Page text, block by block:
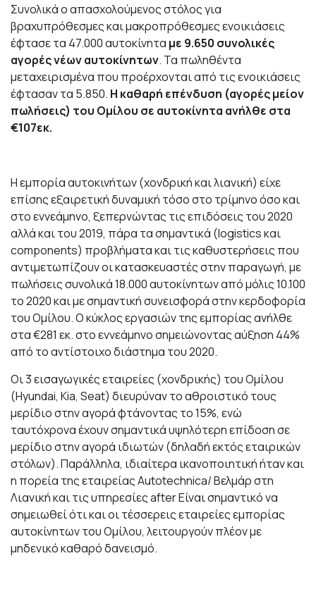
Συνολικά ο απασχολούμενος στόλος για
βραχυπρόθεσμες και μακροπρόθεσμες ενοικιάσεις
έφτασε τα 47.000 αυτοκίνητα με 9.650 συνολικές
αγορές νέων αυτοκίνητων. Τα πωληθέντα
μεταχειρισμένα που προέρχονται από τις ενοικιάσεις
έφτασαν τα 5.850. Η καθαρή επένδυση (αγορές μείον
πωλήσεις) του Ομίλου σε αυτοκίνητα ανήλθε στα
€107εκ.
Η εμπορία αυτοκινήτων (χονδρική και λιανική) είχε
επίσης εξαιρετική δυναμική τόσο στο τρίμηνο όσο και
στο εννεάμηνο, ξεπερνώντας τις επιδόσεις του 2020
αλλά και του 2019, πάρα τα σημαντικά (logistics και
components) προβλήματα και τις καθυστερήσεις που
αντιμετωπίζουν οι κατασκευαστές στην παραγωγή, με
πωλήσεις συνολικά 18.000 αυτοκίνητων από μόλις 10.100
το 2020 και με σημαντική συνεισφορά στην κερδοφορία
του Ομίλου. Ο κύκλος εργασιών της εμπορίας ανήλθε
στα €281 εκ. στο εννεάμηνο σημειώνοντας αύξηση 44%
από το αντίστοιχο διάστημα του 2020.
Οι 3 εισαγωγικές εταιρείες (χονδρικής) του Ομίλου
(Hyundai, Kia, Seat) διευρύναν το αθροιστικό τους
μερίδιο στην αγορά φτάνοντας το 15%, ενώ
ταυτόχρονα έχουν σημαντικά υψηλότερη επίδοση σε
μερίδιο στην αγορά ιδιωτών (δηλαδή εκτός εταιρικών
στόλων). Παράλληλα, ιδιαίτερα ικανοποιητική ήταν και
η πορεία της εταιρείας Autotechnica/ Βελμάρ στη
Λιανική και τις υπηρεσίες after Είναι σημαντικό να
σημειωθεί ότι και οι τέσσερεις εταιρείες εμπορίας
αυτοκίνητων του Ομίλου, λειτουργούν πλέον με
μηδενικό καθαρό δανεισμό.